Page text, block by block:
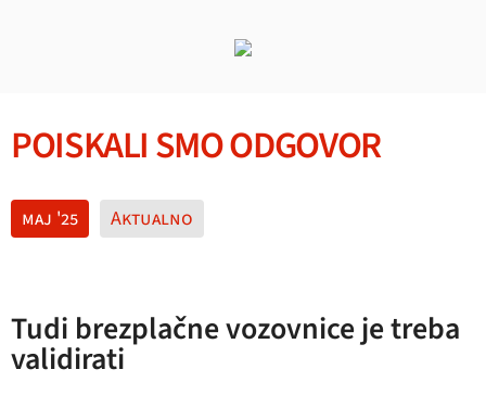
POISKALI SMO ODGOVOR
maj '25 Aktualno
Tudi brezplačne vozovnice je treba
validirati